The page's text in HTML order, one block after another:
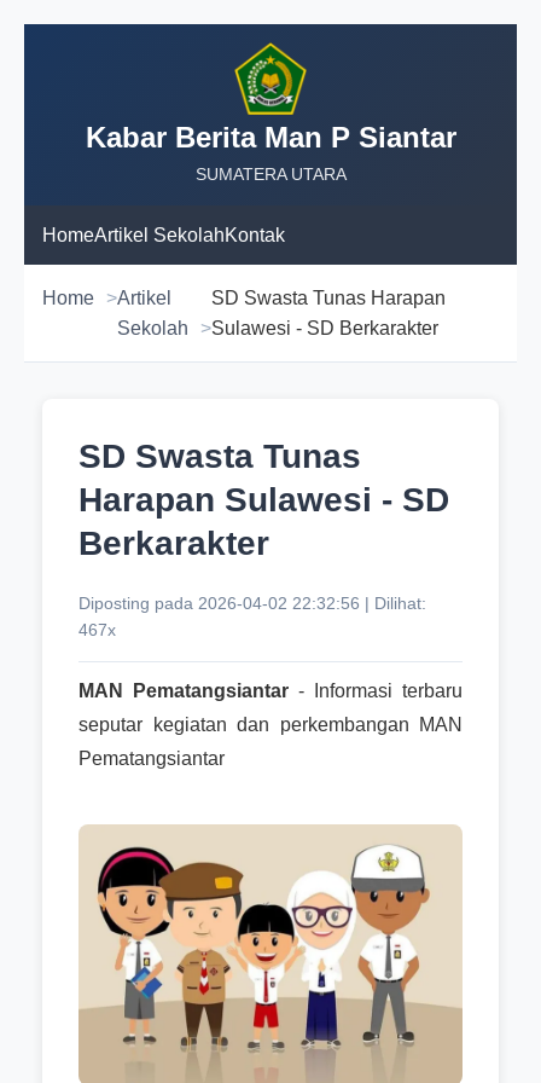
Kabar Berita Man P Siantar
SUMATERA UTARA
HomeArtikel SekolahKontak
Home
Artikel
Sekolah
SD Swasta Tunas Harapan
Sulawesi - SD Berkarakter
SD Swasta Tunas
Harapan Sulawesi - SD
Berkarakter
Diposting pada 2026-04-02 22:32:56 | Dilihat:
467x
MAN Pematangsiantar - Informasi terbaru
seputar kegiatan dan perkembangan MAN
Pematangsiantar